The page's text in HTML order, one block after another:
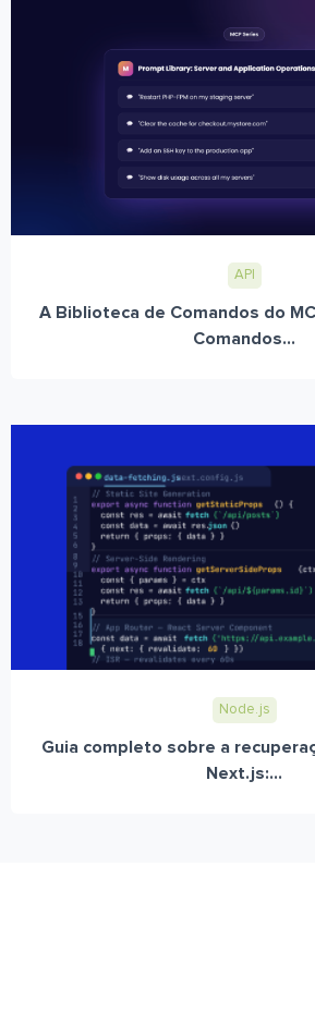
API
A Biblioteca de Comandos do
Comandos...
Node.js
Guia completo sobre a
Next.js:...